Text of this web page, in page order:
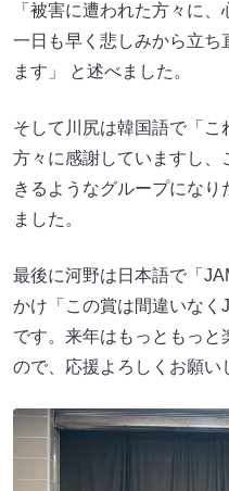
「被害に遭われた方々に
一日も早く悲しみから立
ます」 と述べました。
そして川尻は韓国語で「
方々に感謝していますし
きるようなグループになり
ました。
最後に河野は日本語で「
かけ「この賞は間違いなく
です。来年はもっともっ
ので、応援よろしくお願い